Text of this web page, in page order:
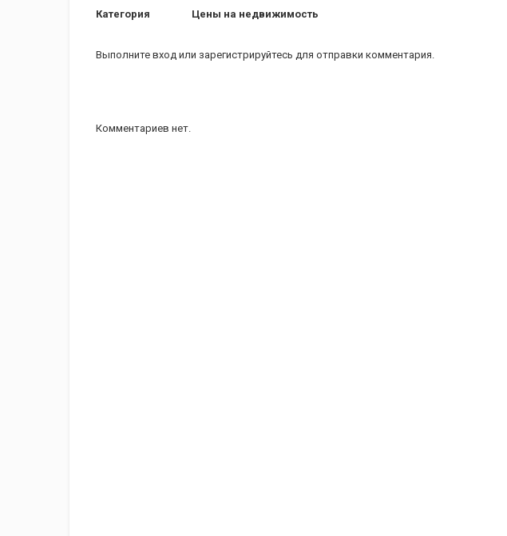
Категория Цены на недвижимость
Выполните вход или зарегистрируйтесь для отправки комментария.
Комментариев нет.